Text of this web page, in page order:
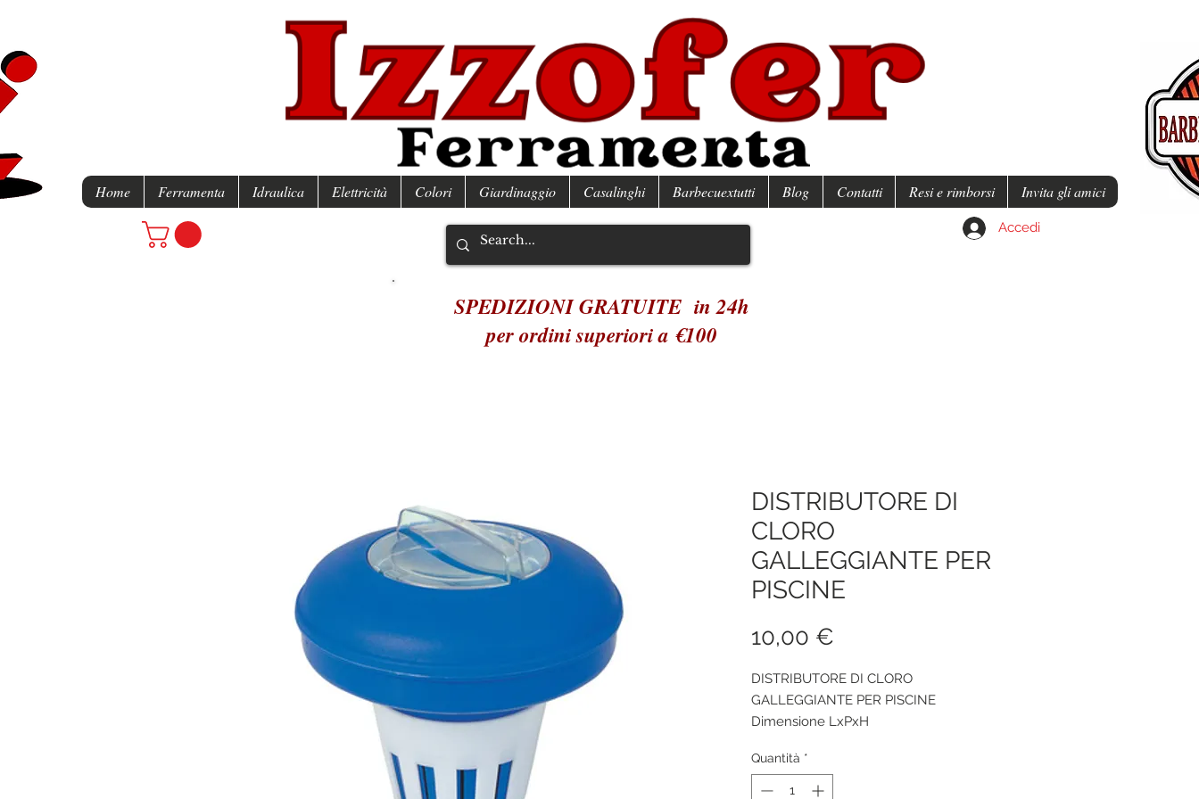
Home Ferramenta Idraulica Elettricità Colori Giardinaggio Casalinghi Barbecuextutti Blog Contatti Resi e rimborsi Invita gli amici
Accedi
SPEDIZIONI GRATUITE in 24h
per ordini superiori a €100
DISTRIBUTORE DI
CLORO
GALLEGGIANTE PER
PISCINE
10,00 €
DISTRIBUTORE DI CLORO
GALLEGGIANTE PER PISCINE
Dimensione LxPxH
Quantità *